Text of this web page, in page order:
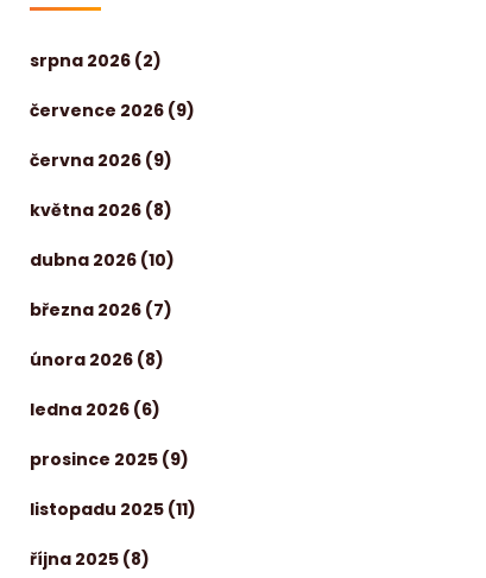
srpna 2026 (2)
července 2026 (9)
června 2026 (9)
května 2026 (8)
dubna 2026 (10)
března 2026 (7)
února 2026 (8)
ledna 2026 (6)
prosince 2025 (9)
listopadu 2025 (11)
října 2025 (8)